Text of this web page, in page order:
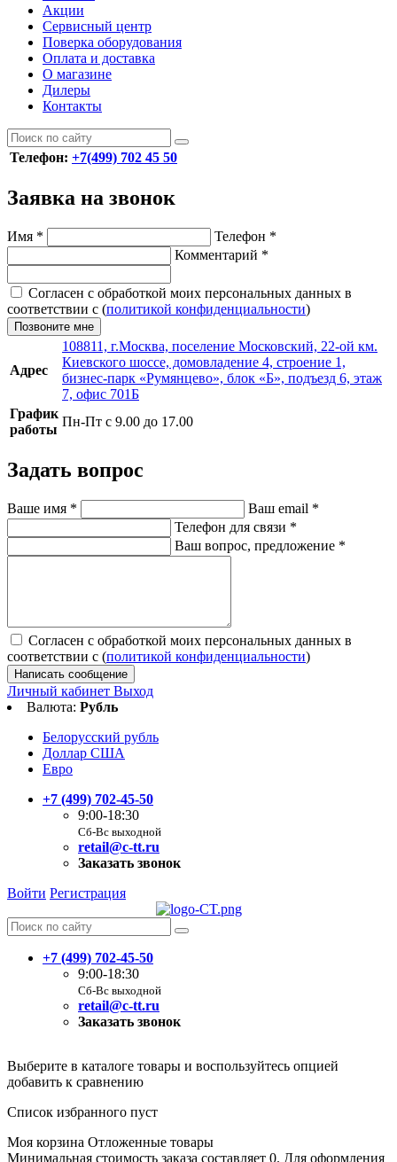
Акции
Сервисный центр
Поверка оборудования
Оплата и доставка
О магазине
Дилеры
Контакты
Телефон: +7(499) 702 45 50
Заявка на звонок
Имя * Телефон *
Комментарий *
Согласен с обработкой моих персональных данных в
соответствии с (политикой конфиденциальности)
Позвоните мне
Адрес
108811, г.Москва, поселение Московский, 22-ой км.
Киевского шоссе, домовладение 4, строение 1,
бизнес-парк «Румянцево», блок «Б», подъезд 6, этаж
7, офис 701Б
График
работы
Пн-Пт с 9.00 до 17.00
Задать вопрос
Ваше имя * Ваш email *
Телефон для связи *
Ваш вопрос, предложение *
Согласен с обработкой моих персональных данных в
соответствии с (политикой конфиденциальности)
Написать сообщение
Личный кабинет Выход
Валюта: Рубль
Белорусский рубль
Доллар США
Евро
+7 (499) 702-45-50
9:00-18:30
Сб-Вс выходной
retail@c-tt.ru
Заказать звонок
Войти Регистрация
+7 (499) 702-45-50
9:00-18:30
Сб-Вс выходной
retail@c-tt.ru
Заказать звонок
Выберите в каталоге товары и воспользуйтесь опцией
добавить к сравнению
Список избранного пуст
Моя корзина Отложенные товары
Минимальная стоимость заказа составляет 0. Для оформления